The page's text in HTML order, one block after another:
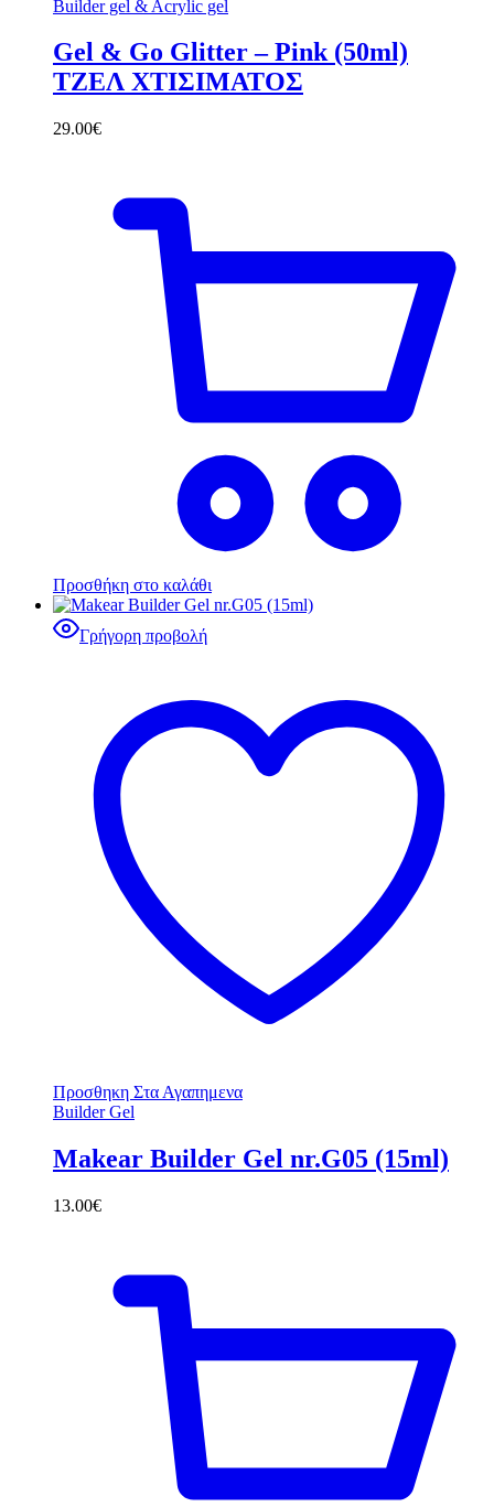
Builder gel & Acrylic gel
Gel & Go Glitter – Pink (50ml)
ΤΖΕΛ ΧΤΙΣΙΜΑΤΟΣ
29.00€
Προσθήκη στο καλάθι
Γρήγορη προβολή
Προσθηκη Στα Αγαπημενα
Builder Gel
Makear Builder Gel nr.G05 (15ml)
13.00€